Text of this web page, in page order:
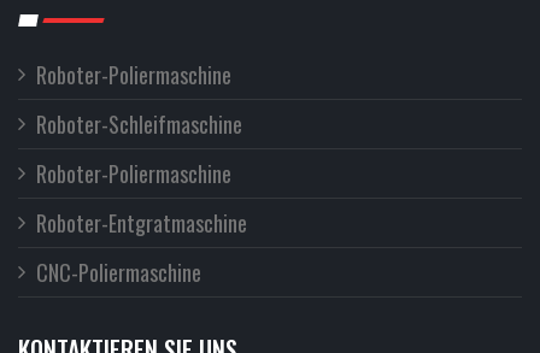
Roboter-Poliermaschine
Roboter-Schleifmaschine
Roboter-Poliermaschine
Roboter-Entgratmaschine
CNC-Poliermaschine